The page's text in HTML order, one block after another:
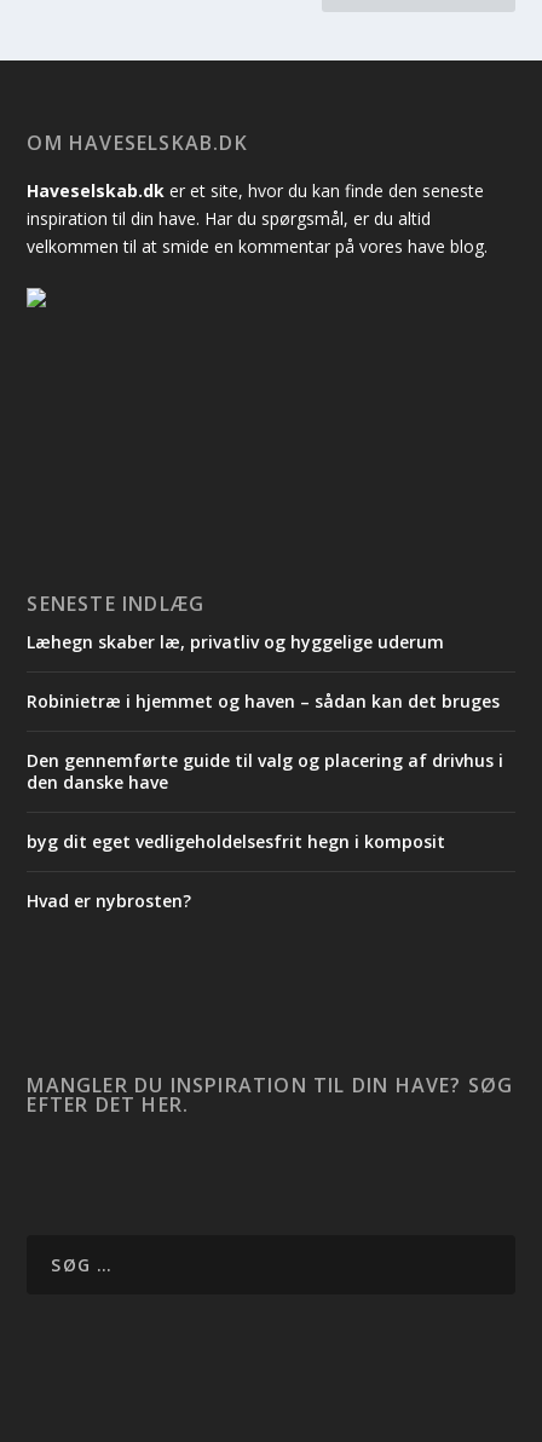
OM HAVESELSKAB.DK
Haveselskab.dk er et site, hvor du kan finde den seneste
inspiration til din have. Har du spørgsmål, er du altid
velkommen til at smide en kommentar på vores have blog.
SENESTE INDLÆG
Læhegn skaber læ, privatliv og hyggelige uderum
Robinietræ i hjemmet og haven – sådan kan det bruges
Den gennemførte guide til valg og placering af drivhus i
den danske have
byg dit eget vedligeholdelsesfrit hegn i komposit
Hvad er nybrosten?
MANGLER DU INSPIRATION TIL DIN HAVE? SØG
EFTER DET HER.